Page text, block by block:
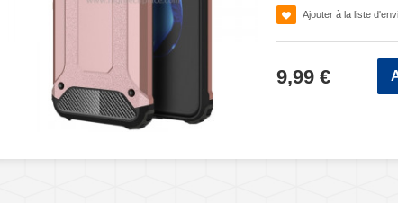
Ajouter à la liste
9,99 €